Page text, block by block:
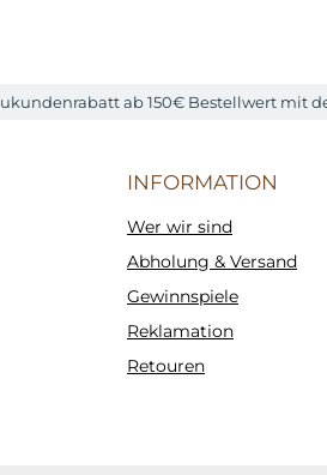
ab 150€ Bestellwert mit
INFORMATION
Wer wir sind
Abholung & Versand
Gewinnspiele
Reklamation
Retouren